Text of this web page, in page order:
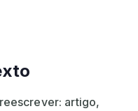
artigo,